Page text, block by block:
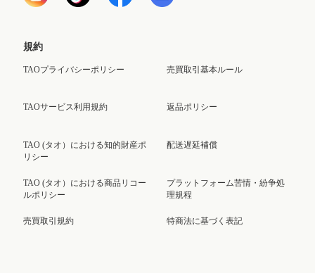
規約
TAOプライバシーポリシー
TAOサービス利用規約
TAO (タオ）における知的財産ポ
リシー
TAO (タオ）における商品リコー
ルポリシー
売買取引規約
売買取引基本ルール
返品ポリシー
配送遅延補償
プラットフォーム苦情・紛争処
理規程
特商法に基づく表記